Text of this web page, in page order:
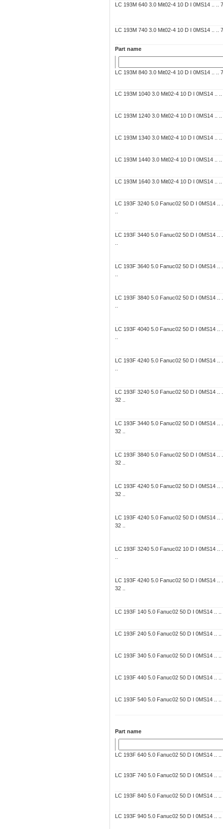
LC 193M 640 3.0 Mit02-4 10 D I 0MS14 .. ..
LC 193M 740 3.0 Mit02-4 10 D I 0MS14 .. ..
Part name
LC 193M 840 3.0 Mit02-4 10 D I 0MS14 .. ..
LC 193M 1040 3.0 Mit02-4 10 D I 0MS14 ..
LC 193M 1240 3.0 Mit02-4 10 D I 0MS14 ..
LC 193M 1340 3.0 Mit02-4 10 D I 0MS14 ..
LC 193M 1440 3.0 Mit02-4 10 D I 0MS14 ..
LC 193M 1640 3.0 Mit02-4 10 D I 0MS14 ..
LC 193F 3240 5.0 Fanuc02 50 D I 0MS14 ..
LC 193F 3440 5.0 Fanuc02 50 D I 0MS14 ..
LC 193F 3640 5.0 Fanuc02 50 D I 0MS14 ..
LC 193F 3840 5.0 Fanuc02 50 D I 0MS14 ..
LC 193F 4040 5.0 Fanuc02 50 D I 0MS14 ..
LC 193F 4240 5.0 Fanuc02 50 D I 0MS14 ..
LC 193F 3240 5.0 Fanuc02 50 D I 0MS14 ..
32 ..
LC 193F 3440 5.0 Fanuc02 50 D I 0MS14 ..
32 ..
LC 193F 3840 5.0 Fanuc02 50 D I 0MS14 ..
32 ..
LC 193F 4240 5.0 Fanuc02 50 D I 0MS14 ..
32 ..
LC 193F 4240 5.0 Fanuc02 50 D I 0MS14 ..
32 ..
LC 193F 3240 5.0 Fanuc02 10 D I 0MS14 ..
LC 193F 4240 5.0 Fanuc02 50 D I 0MS14 ..
32 ..
LC 193F 140 5.0 Fanuc02 50 D I 0MS14 ..
LC 193F 240 5.0 Fanuc02 50 D I 0MS14 ..
LC 193F 340 5.0 Fanuc02 50 D I 0MS14 ..
LC 193F 440 5.0 Fanuc02 50 D I 0MS14 ..
LC 193F 540 5.0 Fanuc02 50 D I 0MS14 ..
Part name
LC 193F 640 5.0 Fanuc02 50 D I 0MS14 ..
LC 193F 740 5.0 Fanuc02 50 D I 0MS14 ..
LC 193F 840 5.0 Fanuc02 50 D I 0MS14 ..
LC 193F 940 5.0 Fanuc02 50 D I 0MS14 ..